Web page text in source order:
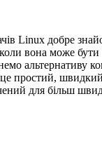
Linux добре
вона може бути
альтернативу
простий,
для більш